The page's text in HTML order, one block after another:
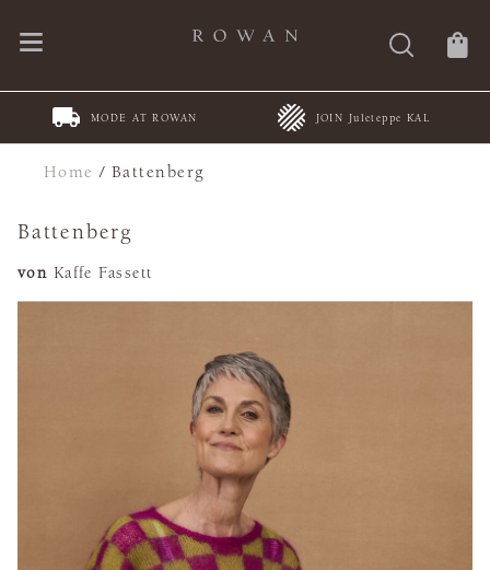
MODE AT ROWAN JOIN Juleteppe KAL
Home /Battenberg
Battenberg
von Kaffe Fassett